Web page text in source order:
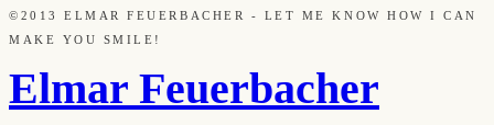
©2013 ELMAR FEUERBACHER - LET ME KNOW HOW I CAN
MAKE YOU SMILE!
Elmar Feuerbacher